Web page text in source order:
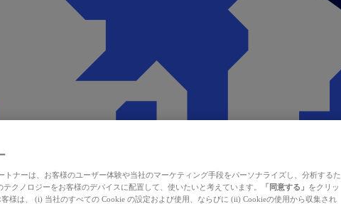
トナーは、お客様のユーザー体験や当社のマーケティング手段をパーソナライズし、分析するた
テクノロジーをお客様のデバイスに配置して、使いたいと考えています。
「同意する」 をクリッ
様は、 (i) 当社のすべての Cookie の設定および使用、ならびに (ii) Cookieの使用から収集され